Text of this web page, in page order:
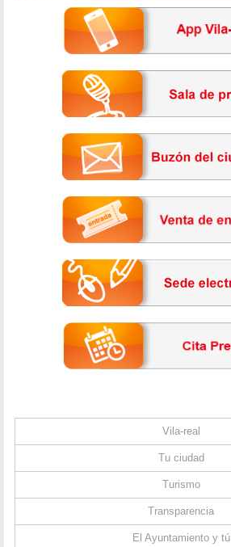
Vila-real
Tu ciudad
Turismo
Transparencia
El Ayuntamiento y tú